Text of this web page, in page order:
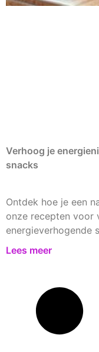
Verhoog je
snacks
Ontdek hoe je een
onze recepten voor
energieverhogende
Lees meer